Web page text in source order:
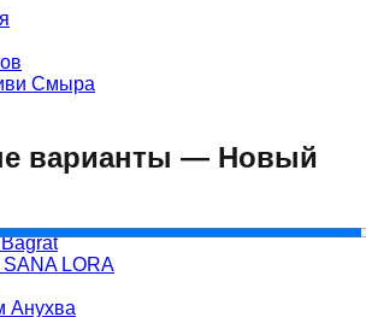
Смыра
варианты — Новый
LORA
Анухва